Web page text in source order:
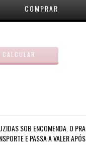
CALCULAR
SOB ENCOMENDA. O
E PASSA A VALER